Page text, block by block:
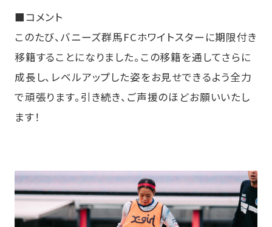
■コメント
このたび、バニーズ群馬FCホワイトスターに期限付き
移籍することになりました。この移籍を通してさらに
成長し、レベルアップした姿をお見せできるよう全力
で頑張ります。引き続き、ご声援のほどお願いいたし
ます！